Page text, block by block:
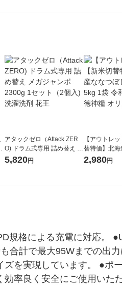
アタックゼロ（Attack ZER
O) ドラム式専用 詰め替え メ
ガジャンボ 2300g 1セット
（2個入) 洗濯洗剤 花王
5,820円
【アウトレ
替特価】北海
し 無洗米 5kg
米 木徳神糧
2,980円
規格による充電に対応。
合計で最大95Wまでの出
を実現しています。 ●ポ
率良く安全にご使用いた